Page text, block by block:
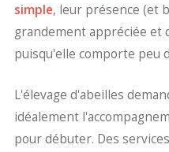
simple, leur présence (et
grandement appréciée et
puisqu'elle comporte peu
L'élevage d'abeilles
idéalement
pour débuter. Des